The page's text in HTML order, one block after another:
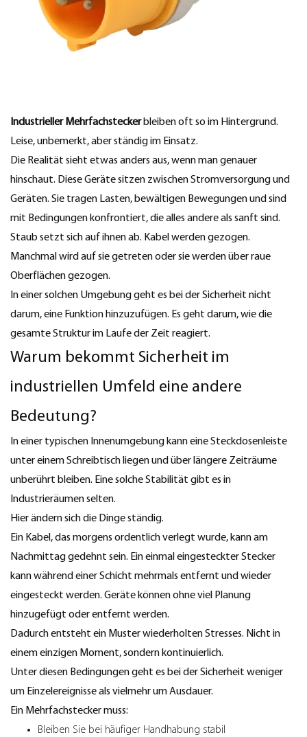
Industrieller Mehrfachsteckerbleiben oft so im Hintergrund.
Leise, unbemerkt, aber ständig im Einsatz.
Die Realität sieht etwas anders aus, wenn man genauer
hinschaut. Diese Geräte sitzen zwischen Stromversorgung und
Geräten. Sie tragen Lasten, bewältigen Bewegungen und sind
mit Bedingungen konfrontiert, die alles andere als sanft sind.
Staub setzt sich auf ihnen ab. Kabel werden gezogen.
Manchmal wird auf sie getreten oder sie werden über raue
Oberflächen gezogen.
In einer solchen Umgebung geht es bei der Sicherheit nicht
darum, eine Funktion hinzuzufügen. Es geht darum, wie die
gesamte Struktur im Laufe der Zeit reagiert.
Warum bekommt Sicherheit im
industriellen Umfeld eine andere
Bedeutung?
In einer typischen Innenumgebung kann eine Steckdosenleiste
unter einem Schreibtisch liegen und über längere Zeiträume
unberührt bleiben. Eine solche Stabilität gibt es in
Industrieräumen selten.
Hier ändern sich die Dinge ständig.
Ein Kabel, das morgens ordentlich verlegt wurde, kann am
Nachmittag gedehnt sein. Ein einmal eingesteckter Stecker
kann während einer Schicht mehrmals entfernt und wieder
eingesteckt werden. Geräte können ohne viel Planung
hinzugefügt oder entfernt werden.
Dadurch entsteht ein Muster wiederholten Stresses. Nicht in
einem einzigen Moment, sondern kontinuierlich.
Unter diesen Bedingungen geht es bei der Sicherheit weniger
um Einzelereignisse als vielmehr um Ausdauer.
Ein Mehrfachstecker muss:
Bleiben Sie bei häufiger Handhabung stabil